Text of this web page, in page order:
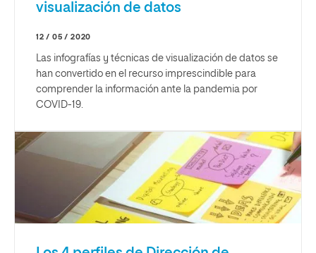
visualización de datos
12 / 05 / 2020
Las infografías y técnicas de visualización de datos se
han convertido en el recurso imprescindible para
comprender la información ante la pandemia por
COVID-19.